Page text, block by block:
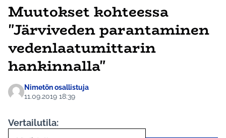
Muutokset kohteessa
"Järviveden parantaminen
vedenlaatumittarin
hankinnalla"
Nimetön osallistuja
11.09.2019 18:39
Vertailutila: